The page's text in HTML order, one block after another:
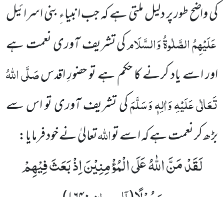
کی واضح طور پر دلیل ملتی ہے کہ جب انبیاءِ بنی اسرائیل
عَلَیْہِمُ الصَّلٰوۃُ وَالسَّلَامکی تشریف آوری نعمت ہے
اور اسے یاد کرنے کا حکم ہے تو حضورِ اقدسصَلَّی اللہُ
تَعَالٰی عَلَیْہِ وَاٰلِہٖ وَسَلَّمَکی تشریف آوری تو اس سے
بڑھ کر نعمت ہے کہ اسے تواللہتعالیٰ نے خود فرمایا:
لَقَدْ مَنَّ اللّٰهُ عَلَى الْمُؤْمِنِیْنَ اِذْ بَعَثَ فِیْهِمْ